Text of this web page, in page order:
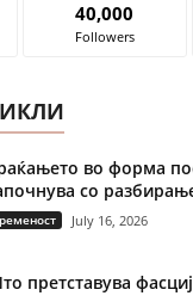
40,000
Followers
во форма
со
July 16, 2026
претставува